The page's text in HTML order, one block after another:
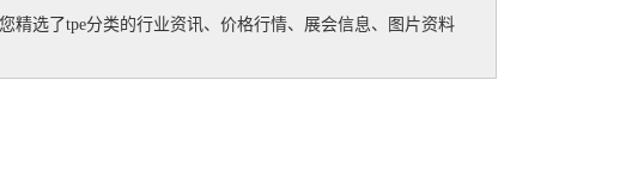
精选了tpe分类的行业资讯、价格行情、展会信息、图片资料